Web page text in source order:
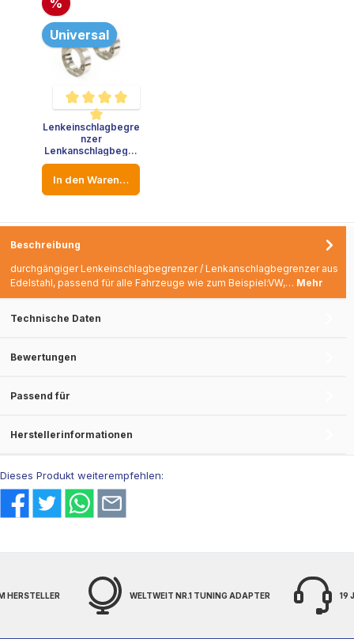
%
Universal
Durchschnittliche Bewertung von 5 von 5 Sternen
Lenkeinschlagbegre
nzer
Lenkanschlagbegre
nzer Edelstahl VW
Golf Audi A3 Opel
Lenkstange -
Durchmesser:
In den Warenkorb
Beschreibung
durchgängiger Lenkeinschlagbegrenzer / Lenkanschlagbegrenzer aus
Edelstahl, passend für alle Fahrzeuge wie zum Beispiel:VW,… Mehr
Technische Daten
Bewertungen
Passend für
Herstellerinformationen
Dieses Produkt weiterempfehlen:
NR.1 TUNING ADAPTER 19 JAHRE EXPERTENWISSEN